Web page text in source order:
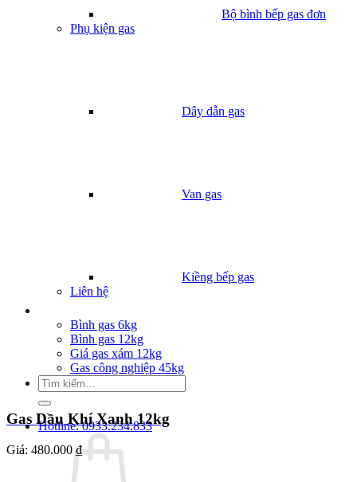
Bộ bình bếp gas đơn
Phụ kiện gas
Dây dẫn gas
Van gas
Kiềng bếp gas
Liên hệ
Bình gas 6kg
Bình gas 12kg
Giá gas xám 12kg
Gas công nghiệp 45kg
Tìm
kiếm:
Hotline: 0933.234.833
Gas Dầu Khí Xanh 12kg
Giá: 480.000 ₫